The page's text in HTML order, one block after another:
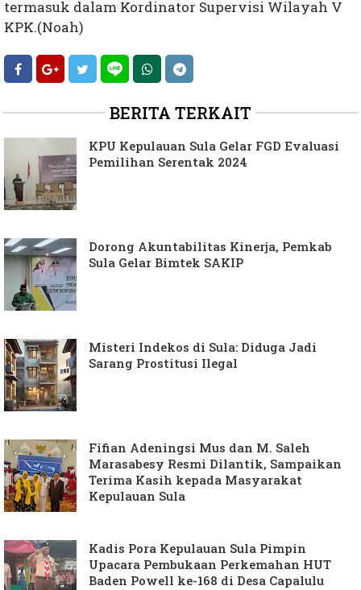
termasuk dalam Kordinator Supervisi Wilayah V
KPK.(Noah)
BERITA TERKAIT
KPU Kepulauan Sula Gelar FGD Evaluasi
Pemilihan Serentak 2024
Dorong Akuntabilitas Kinerja, Pemkab
Sula Gelar Bimtek SAKIP
Misteri Indekos di Sula: Diduga Jadi
Sarang Prostitusi Ilegal
Fifian Adeningsi Mus dan M. Saleh
Marasabesy Resmi Dilantik, Sampaikan
Terima Kasih kepada Masyarakat
Kepulauan Sula
Kadis Pora Kepulauan Sula Pimpin
Upacara Pembukaan Perkemahan HUT
Baden Powell ke-168 di Desa Capalulu